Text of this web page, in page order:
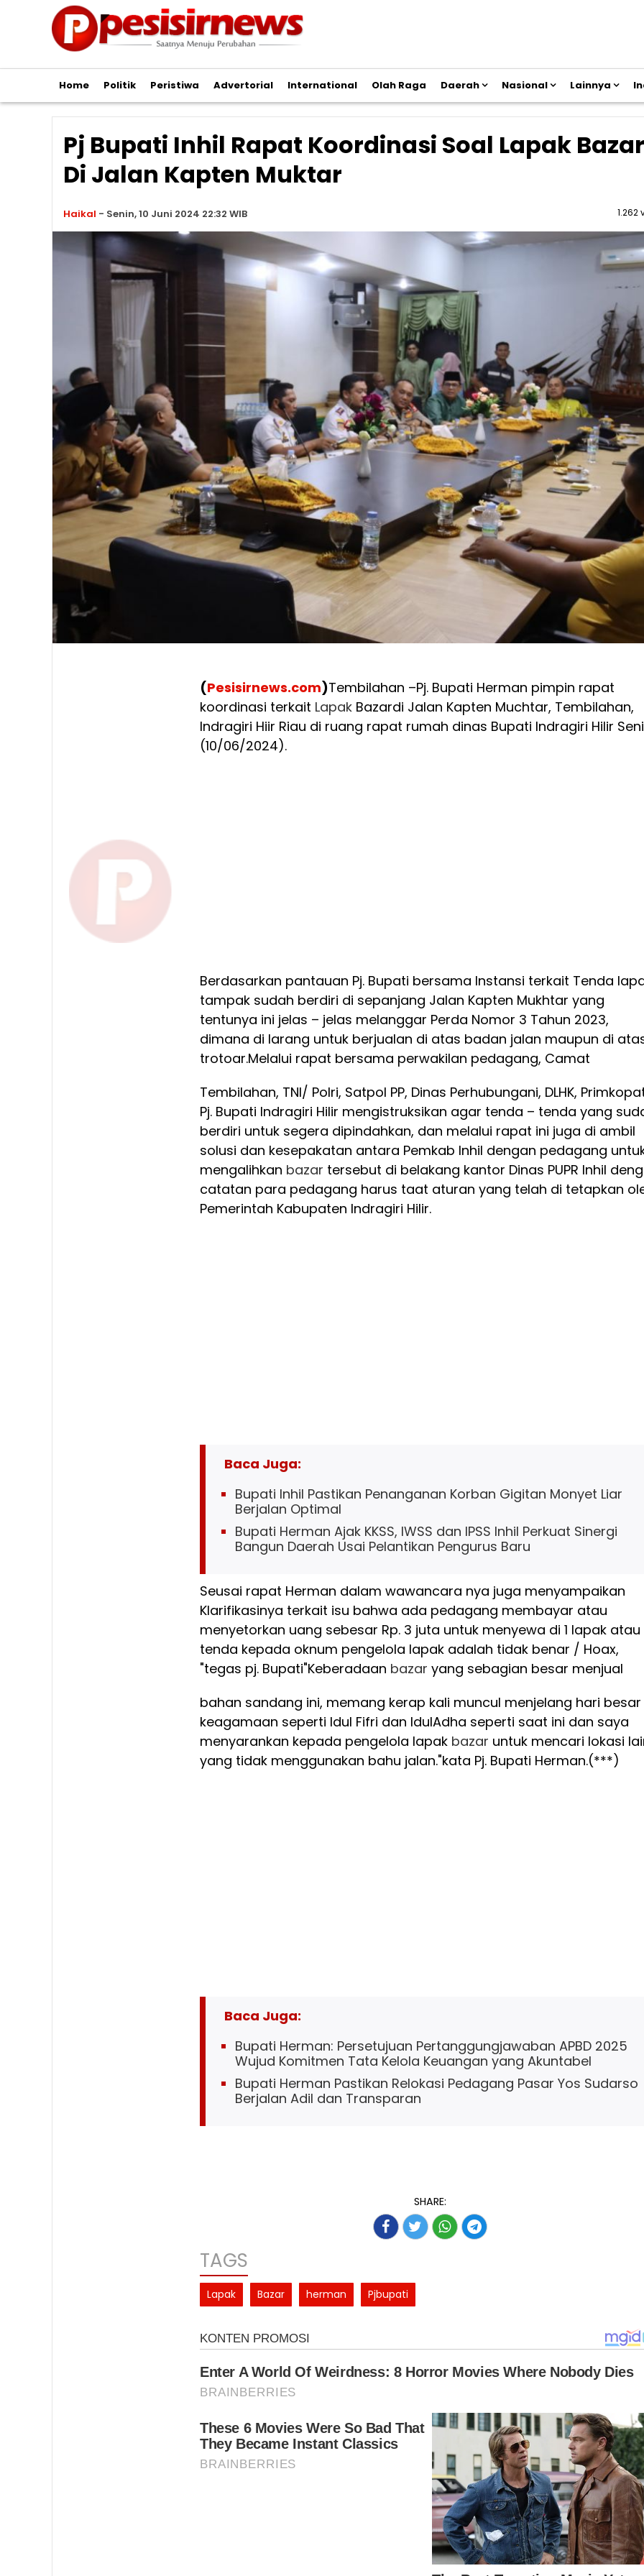
Home Politik Peristiwa Advertorial International Olah Raga Daerah Nasional Lainnya
Pj Bupati Inhil Rapat Koordinasi Soal Lapak Bazar
Di Jalan Kapten Muktar
Haikal - Senin, 10 Juni 2024 22:32 WIB 1.262
(Pesisirnews.com)Tembilahan –Pj. Bupati Herman pimpin rapat
koordinasi terkait Lapak Bazardi Jalan Kapten Muchtar, Tembilahan,
Indragiri Hiir Riau di ruang rapat rumah dinas Bupati Indragiri Hilir
(10/06/2024).
Berdasarkan pantauan Pj. Bupati bersama Instansi terkait Tenda
tampak sudah berdiri di sepanjang Jalan Kapten Mukhtar yang
tentunya ini jelas – jelas melanggar Perda Nomor 3 Tahun 2023,
dimana di larang untuk berjualan di atas badan jalan maupun di
trotoar.Melalui rapat bersama perwakilan pedagang, Camat
Tembilahan, TNI/ Polri, Satpol PP, Dinas Perhubungani, DLHK,
Pj. Bupati Indragiri Hilir mengistruksikan agar tenda – tenda yang
berdiri untuk segera dipindahkan, dan melalui rapat ini juga di ambil
solusi dan kesepakatan antara Pemkab Inhil dengan pedagang
mengalihkan bazar tersebut di belakang kantor Dinas PUPR Inhil
catatan para pedagang harus taat aturan yang telah di tetapkan
Pemerintah Kabupaten Indragiri Hilir.
Baca Juga:
Bupati Inhil Pastikan Penanganan Korban Gigitan Monyet Liar
Berjalan Optimal
Bupati Herman Ajak KKSS, IWSS dan IPSS Inhil Perkuat Sinergi
Bangun Daerah Usai Pelantikan Pengurus Baru
Seusai rapat Herman dalam wawancara nya juga menyampaikan
Klarifikasinya terkait isu bahwa ada pedagang membayar atau
menyetorkan uang sebesar Rp. 3 juta untuk menyewa di 1 lapak atau
tenda kepada oknum pengelola lapak adalah tidak benar / Hoax,
"tegas pj. Bupati"Keberadaan bazar yang sebagian besar menjual
bahan sandang ini, memang kerap kali muncul menjelang hari besar
keagamaan seperti Idul Fifri dan IdulAdha seperti saat ini dan saya
menyarankan kepada pengelola lapak bazar untuk mencari lokasi
yang tidak menggunakan bahu jalan."kata Pj. Bupati Herman.(***)
Baca Juga:
Bupati Herman: Persetujuan Pertanggungjawaban APBD 2025
Wujud Komitmen Tata Kelola Keuangan yang Akuntabel
Bupati Herman Pastikan Relokasi Pedagang Pasar Yos Sudarso
Berjalan Adil dan Transparan
SHARE:
TAGS
Lapak Bazar herman Pjbupati